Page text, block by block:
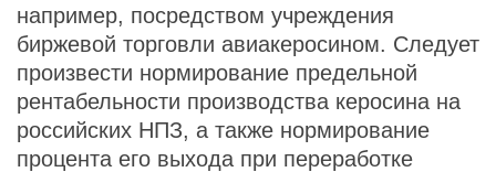
например, посредством учреждения
биржевой торговли авиакеросином. Следует
произвести нормирование предельной
рентабельности производства керосина на
российских НПЗ, а также нормирование
процента его выхода при переработке